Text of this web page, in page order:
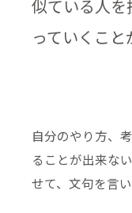
似ている人を
っていくこ
自分のやり方、
ることが出来な
せて、文句を言